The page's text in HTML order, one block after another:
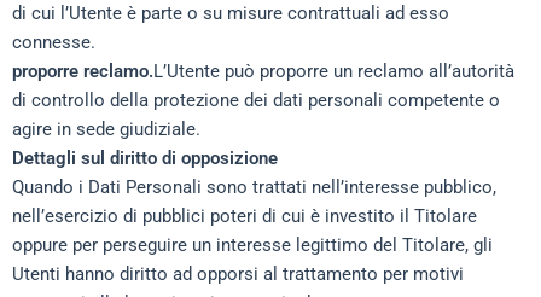
di cui l’Utente è parte o su misure contrattuali ad esso
connesse.
proporre reclamo.L’Utente può proporre un reclamo all’autorità
di controllo della protezione dei dati personali competente o
agire in sede giudiziale.
Dettagli sul diritto di opposizione
Quando i Dati Personali sono trattati nell’interesse pubblico,
nell’esercizio di pubblici poteri di cui è investito il Titolare
oppure per perseguire un interesse legittimo del Titolare, gli
Utenti hanno diritto ad opporsi al trattamento per motivi